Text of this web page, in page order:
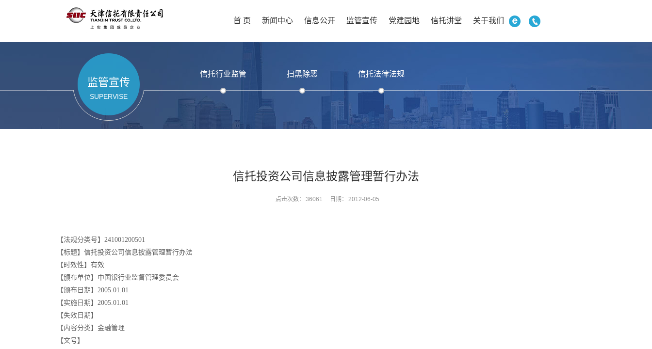
首 页 新闻中心 信息公开 监管宣传 党建园地 信托讲堂 关于我们
监管宣传
SUPERVISE
信托行业监管 扫黑除恶 信托法律法规
信托投资公司信息披露管理暂行办法
点击次数： 36061 日期： 2012-06-05
【法规分类号】241001200501
【标题】信托投资公司信息披露管理暂行办法
【时效性】有效
【颁布单位】中国银行业监督管理委员会
【颁布日期】2005.01.01
【实施日期】2005.01.01
【失效日期】
【内容分类】金融管理
【文号】